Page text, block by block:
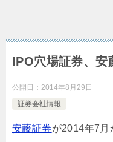
IPO穴場証券、安
公開日： 2014年8月29日
証券会社情報
安藤証券が2014年7月